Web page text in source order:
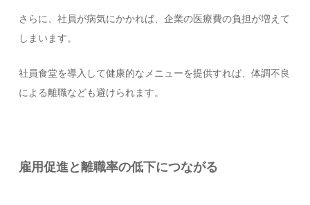
さらに、社員が病気にかかれば、企業の医療費の負担が増えて
しまいます。
社員食堂を導入して健康的なメニューを提供すれば、体調不良
による離職なども避けられます。
雇用促進と離職率の低下につながる